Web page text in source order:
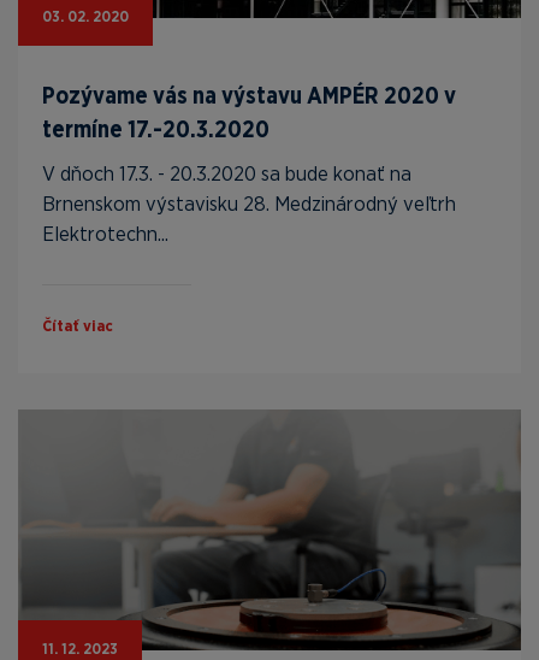
03. 02. 2020
Pozývame vás na výstavu AMPÉR 2020 v
termíne 17.-20.3.2020
V dňoch 17.3. - 20.3.2020 sa bude konať na
Brnenskom výstavisku 28. Medzinárodný veľtrh
Elektrotechn...
Čítať viac
11. 12. 2023